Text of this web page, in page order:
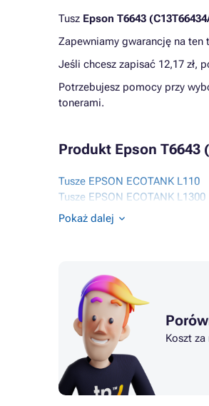
Tusz Epson T6643
Zapewniamy gwarancję na ten
Jeśli chcesz zapisać 12,17 zł,
Potrzebujesz pomocy przy
tonerami.
Produkt Epson
Tusze EPSON ECOTANK L110
Tusze EPSON ECOTANK L1300
Tusze EPSON ECOTANK L1455
Tusze EPSON ECOTANK L200
Pokaż dalej
Koszt